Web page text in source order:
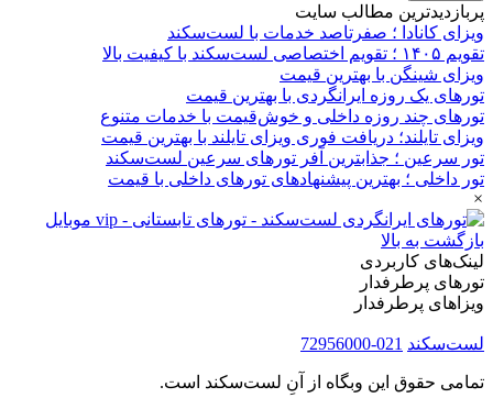
پربازدیدترین مطالب سایت
ویزای کانادا ؛ صفرتاصد خدمات با لست‌سکند
تقویم ۱۴۰۵ ؛ تقویم اختصاصی لست‌سکند با کیفیت بالا
ویزای شینگن با بهترین قیمت
تورهای یک روزه ایرانگردی با بهترین قیمت
تورهای چند روزه داخلی و خوش‌قیمت با خدمات متنوع
ویزای تایلند؛ دریافت فوری ویزای تایلند با بهترین قیمت
تور سرعین ؛ جذابترین آفر تورهای سرعین لست‌سکند
تور داخلی ؛ بهترین پیشنهادهای تورهای داخلی با قیمت
×
بازگشت به بالا
لینک‌های کاربردی
تورهای پرطرفدار
ویزاهای پرطرفدار
لست‌سکند 021-72956000
تمامی حقوق این وبگاه از آنِ لست‌سکند است.